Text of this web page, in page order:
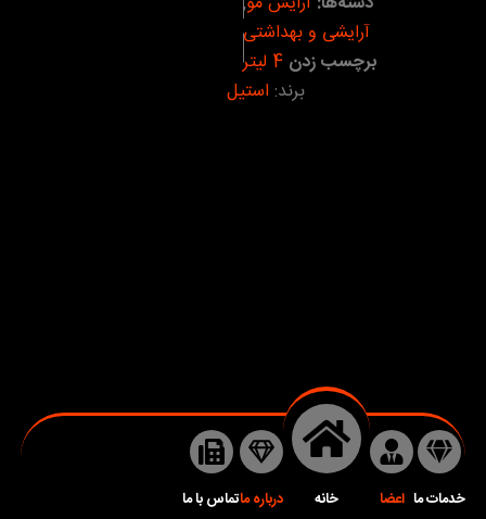
آرایشی و بهداشتی
برچسب زدن 4 لیتر
برند: استیل
خدمات ما اعضا خانه درباره ماتماس با ما